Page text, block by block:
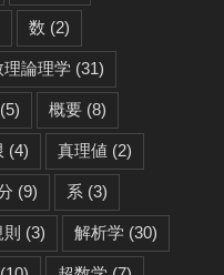
数 (2)
理論理学 (31)
(5) 概要 (8)
(4) 真理値 (2)
(9) 系 (3)
(3) 解析学 (30)